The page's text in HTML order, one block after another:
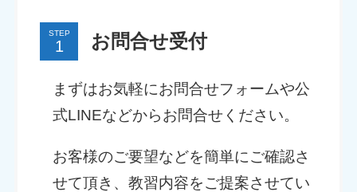
STEP お問合せ受付
まずはお気軽にお問合せフォームや公
式LINEなどからお問合せください。
お客様のご要望などを簡単にご確認さ
せて頂き、教習内容をご提案させてい